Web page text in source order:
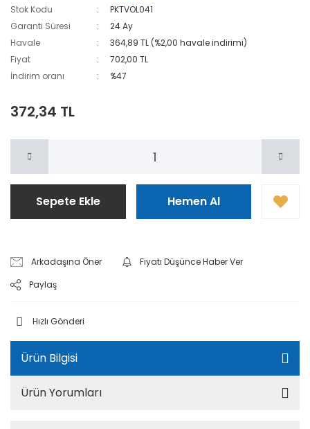
Stok Kodu
PKTVOL041
Garanti Süresi
24 Ay
Havale
364,89 TL (%2,00 havale indirimi)
Fiyat
702,00 TL
İndirim oranı
%47
372,34 TL
Sepete Ekle Hemen Al
Arkadaşına Öner
Fiyatı Düşünce Haber Ver
Paylaş
Hızlı Gönderi
Ürün Bilgisi
Ürün Yorumları